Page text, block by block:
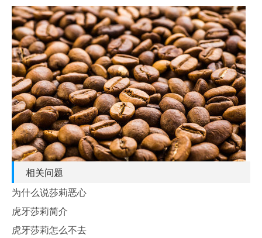
相关问题
为什么说莎莉恶心
虎牙莎莉简介
虎牙莎莉怎么不去